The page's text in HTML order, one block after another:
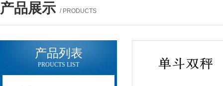
产品展示 / PRODUCTS
产品列表
PROUCTS LIST